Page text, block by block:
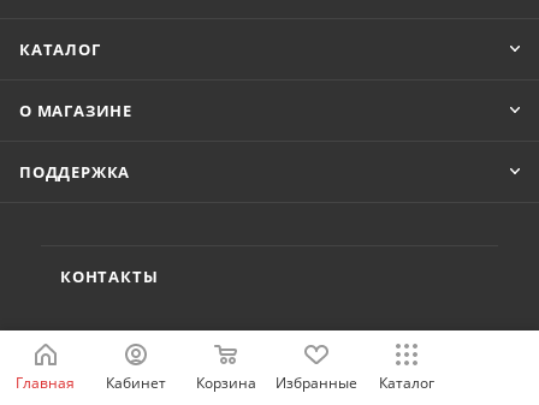
КАТАЛОГ
О МАГАЗИНЕ
ПОДДЕРЖКА
КОНТАКТЫ
8 800 222-80-42
shop@idelectro.ru
Главная Кабинет Корзина Избранные Каталог